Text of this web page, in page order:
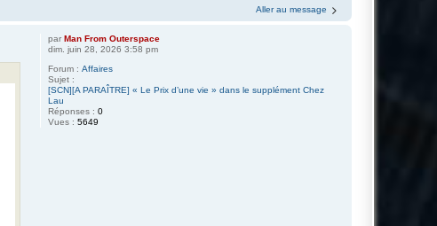
Aller au message
parMan From Outerspace
dim. juin 28, 2026 3:58 pm
Forum :Affaires
Sujet :
[SCN][A PARAÎTRE] « Le Prix d’une vie » dans le supplément Chez
Lau
Réponses :0
Vues :5649